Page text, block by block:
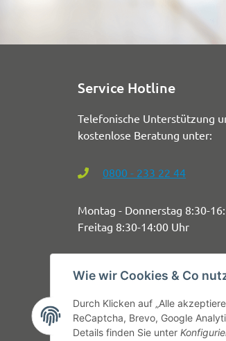
Wie wir Cookies & Co
Durch Klicken auf „Alle
ReCaptcha, Brevo, Google
Details finden Sie unter
Service Hotline
Telefonische Unterstützung
kostenlose Beratung unter:
0800 - 233 22 44
Montag - Donnerstag 8:30-
Freitag 8:30-14:00 Uhr